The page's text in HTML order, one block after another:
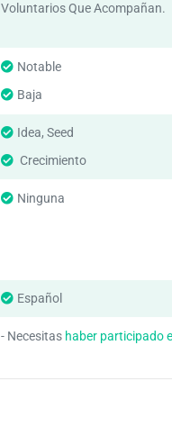
Voluntarios Que Acompañan.
Notable
Baja
Idea, Seed
Crecimiento
Ninguna
Español
- Necesitas haber participado